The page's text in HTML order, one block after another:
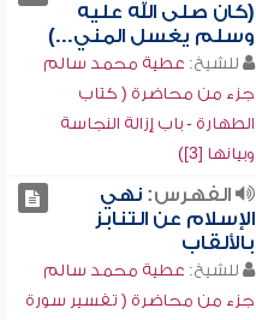
(كان صلى الله عليه
وسلم يغسل المني...)
للشيخ: عطية محمد سالم
جزء من محاضرة ( كتاب
الطهارة - باب إزالة النجاسة
وبيانها [3])
الفهرس:نهي
الإسلام عن التنابز
بالألقاب
للشيخ: عطية محمد سالم
جزء من محاضرة ( تفسير سورة